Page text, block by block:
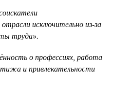
исключительно из-за
труда».
о профессиях, работа
и привлекательности